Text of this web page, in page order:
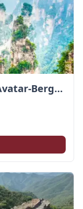
Zhangjiajie entdecken: Avatar-Berge & Altstadt von Fenghuang